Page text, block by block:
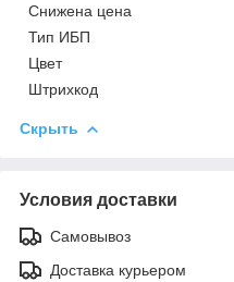
Снижена цена
Тип ИБП
Цвет
Штрихкод
Скрыть
Условия доставки
Самовывоз
Доставка курьером